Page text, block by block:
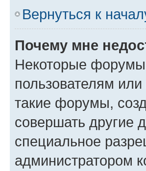
Вернуться к
Почему мне
Некоторые
пользователям
такие форумы,
совершать другие
специальное
администратором